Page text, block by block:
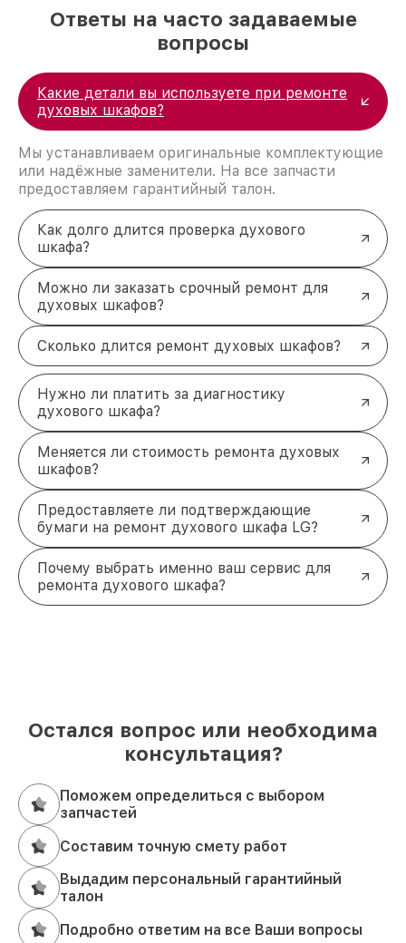
Ответы на часто задаваемые
вопросы
Какие детали вы используете при ремонте
духовых шкафов?
Мы устанавливаем оригинальные комплектующие
или надёжные заменители. На все запчасти
предоставляем гарантийный талон.
Как долго длится проверка духового
шкафа?
Можно ли заказать срочный ремонт для
духовых шкафов?
Сколько длится ремонт духовых шкафов?
Нужно ли платить за диагностику
духового шкафа?
Меняется ли стоимость ремонта духовых
шкафов?
Предоставляете ли подтверждающие
бумаги на ремонт духового шкафа LG?
Почему выбрать именно ваш сервис для
ремонта духового шкафа?
Остался вопрос или необходима
консультация?
Поможем определиться с выбором
запчастей
Составим точную смету работ
Выдадим персональный гарантийный
талон
Подробно ответим на все Ваши вопросы